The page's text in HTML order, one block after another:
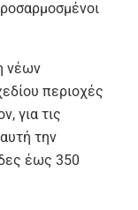
νέων
περιοχές
για τις
την
έως 350